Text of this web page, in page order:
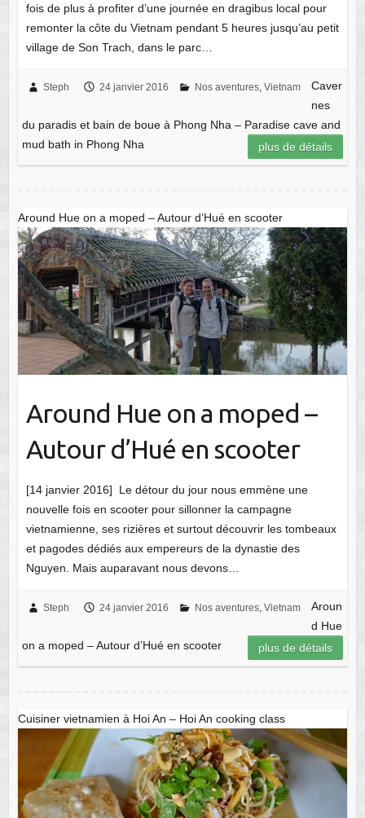
fois de plus à profiter d’une journée en dragibus local pour
remonter la côte du Vietnam pendant 5 heures jusqu’au petit
village de Son Trach, dans le parc…
Steph 24 janvier 2016 Nos aventures, Vietnam
Caver
nes
du paradis et bain de boue à Phong Nha – Paradise cave and
mud bath in Phong Nha
plus de détails
Around Hue on a moped – Autour d’Hué en scooter
Around Hue on a moped –
Autour d’Hué en scooter
[14 janvier 2016] Le détour du jour nous emmène une
nouvelle fois en scooter pour sillonner la campagne
vietnamienne, ses rizières et surtout découvrir les tombeaux
et pagodes dédiés aux empereurs de la dynastie des
Nguyen. Mais auparavant nous devons…
Steph 24 janvier 2016 Nos aventures, Vietnam
Aroun
d Hue
on a moped – Autour d’Hué en scooter
plus de détails
Cuisiner vietnamien à Hoi An – Hoi An cooking class